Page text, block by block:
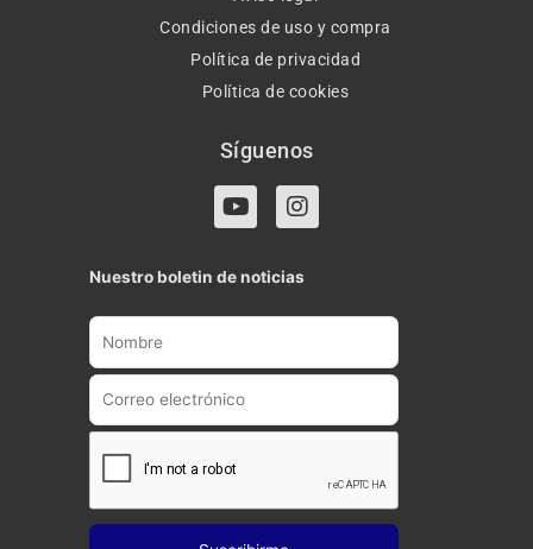
Condiciones de uso y compra
Política de privacidad
Política de cookies
Síguenos
Y
o
t
u
b
I
n
t
a
g
a
Nuestro boletin de noticias